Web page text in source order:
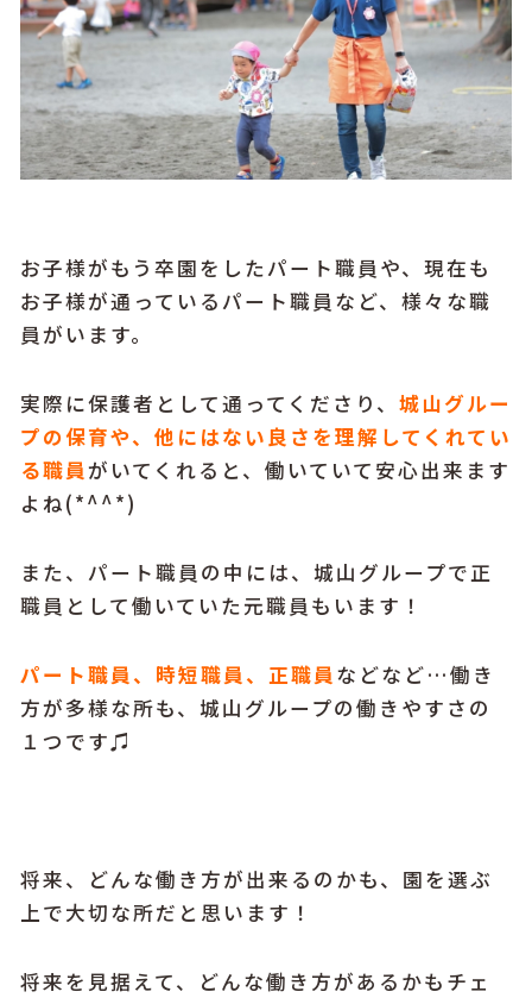
お子様がもう卒園をしたパート職員や、現在も
お子様が通っているパート職員など、様々な職
員がいます。
実際に保護者として通ってくださり、 城山グルー
プの保育や、他にはない良さを理解してくれてい
る職員がいてくれると、働いていて安心出来ます
よね(*^^*)
また、パート職員の中には、城山グループで正
職員として働いていた元職員もいます！
パート職員、時短職員、正職員 などなど…働き
方が多様な所も、城山グループの働きやすさの
１つです♫
将来、どんな働き方が出来るのかも、園を選ぶ
上で大切な所だと思います！
将来を見据えて、どんな働き方があるかもチェ